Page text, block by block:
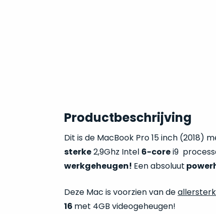
Productbeschrijving
Dit is de MacBook Pro 15 inch (2018)
sterke2,9Ghz Intel 6-corei9
werkgeheugen! Een absoluut
Deze Mac is voorzien van de
16 met 4GB videogeheugen!